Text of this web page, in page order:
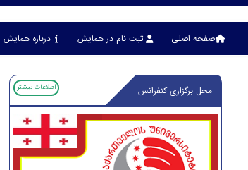
صفحه اصلی ثبت نام در همایش درباره همایش
محل برگزاری کنفرانس اطلاعات بیشتر